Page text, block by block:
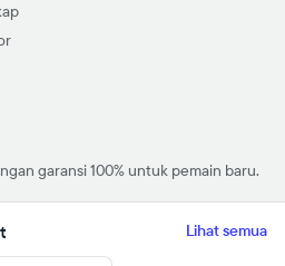
garansi 100% untuk pemain baru.
Lihat semua